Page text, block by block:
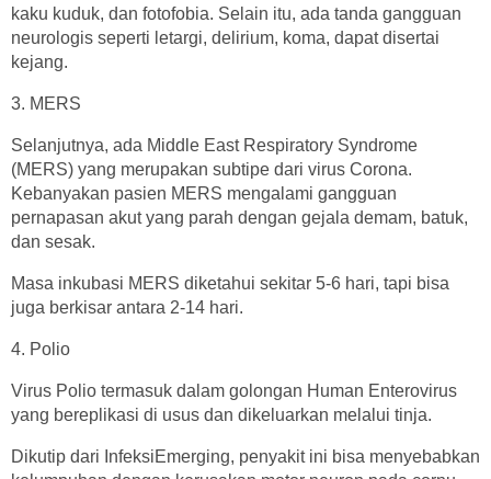
kaku kuduk, dan fotofobia. Selain itu, ada tanda gangguan
neurologis seperti letargi, delirium, koma, dapat disertai
kejang.
3. MERS
Selanjutnya, ada Middle East Respiratory Syndrome
(MERS) yang merupakan subtipe dari virus Corona.
Kebanyakan pasien MERS mengalami gangguan
pernapasan akut yang parah dengan gejala demam, batuk,
dan sesak.
Masa inkubasi MERS diketahui sekitar 5-6 hari, tapi bisa
juga berkisar antara 2-14 hari.
4. Polio
Virus Polio termasuk dalam golongan Human Enterovirus
yang bereplikasi di usus dan dikeluarkan melalui tinja.
Dikutip dari InfeksiEmerging, penyakit ini bisa menyebabkan